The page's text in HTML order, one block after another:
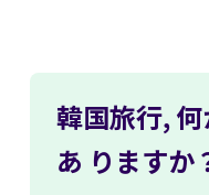
韓国旅行,
あ りますか